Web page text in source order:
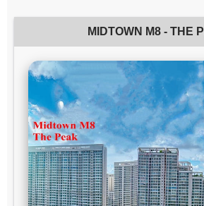
MIDTOWN M8 - THE